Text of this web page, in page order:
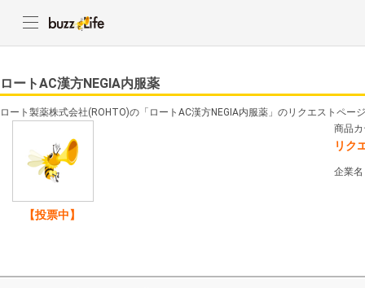
ロートAC漢方NEGIA内服薬
ロート製薬株式会社(ROHTO)の「ロートAC漢方NEGIA内服薬」のリクエストペー
【投票中】
商品
リク
企業